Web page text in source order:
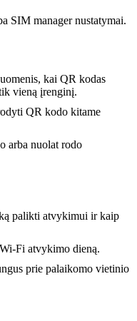
SIM manager nustatymai.
kai QR kodas
vieną įrenginį.
QR kodo kitame
arba nuolat rodo
palikti atvykimui ir kaip
atvykimo dieną.
prie palaikomo vietinio